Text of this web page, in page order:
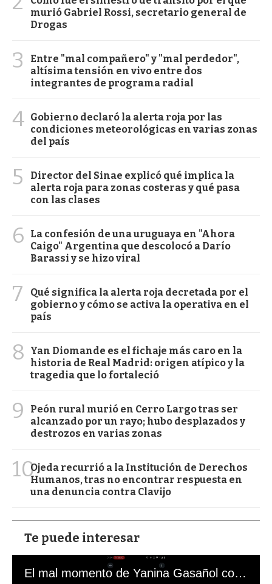
murió Gabriel Rossi, secretario general de
Drogas
3
Entre "mal compañero" y "mal perdedor",
altísima tensión en vivo entre dos
integrantes de programa radial
4 Gobierno declaró la alerta roja por las
condiciones meteorológicas en varias zonas
del país
5
Director del Sinae explicó qué implica la
alerta roja para zonas costeras y qué pasa
con las clases
6
La confesión de una uruguaya en "Ahora
Caigo" Argentina que descolocó a Darío
Barassi y se hizo viral
7
Qué significa la alerta roja decretada por el
gobierno y cómo se activa la operativa en el
país
8
Yan Diomande es el fichaje más caro en la
historia de Real Madrid: origen atípico y la
tragedia que lo fortaleció
9
Peón rural murió en Cerro Largo tras ser
alcanzado por un rayo; hubo desplazados y
destrozos en varias zonas
10Ojeda recurrió a la Institución de Derechos
Humanos, tras no encontrar respuesta en
una denuncia contra Clavijo
Te puede interesar
El mal momento de Yanina Gasañol con un hincha argentino en "Subrayado"